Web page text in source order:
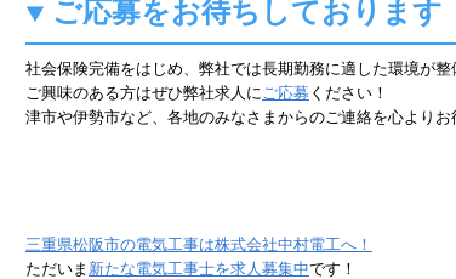
ご応募をお待ちしております
社会保険完備をはじめ、弊社では長期勤務に適した環境が整
ご興味のある方はぜひ弊社求人にご応募 ください！
津市や伊勢市など、各地のみなさまからのご連絡を心よりお
三重県松阪市の電気工事は株式会社中村電工へ！
ただいま 新たな電気工事士を求人募集中です！